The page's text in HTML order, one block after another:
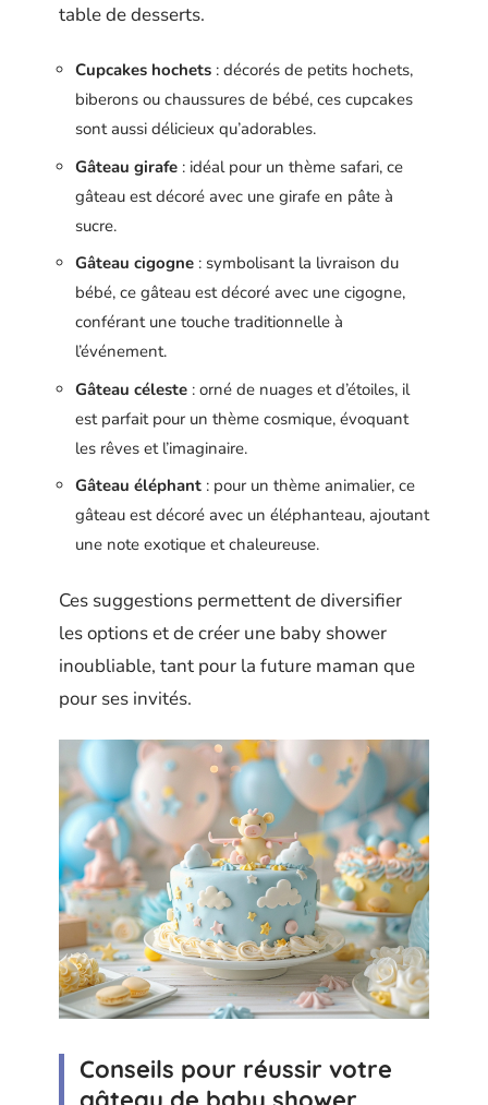
table de desserts.
Cupcakes hochets : décorés de petits hochets,
biberons ou chaussures de bébé, ces cupcakes
sont aussi délicieux qu’adorables.
Gâteau girafe : idéal pour un thème safari, ce
gâteau est décoré avec une girafe en pâte à
sucre.
Gâteau cigogne : symbolisant la livraison du
bébé, ce gâteau est décoré avec une cigogne,
conférant une touche traditionnelle à
l’événement.
Gâteau céleste : orné de nuages et d’étoiles, il
est parfait pour un thème cosmique, évoquant
les rêves et l’imaginaire.
Gâteau éléphant : pour un thème animalier, ce
gâteau est décoré avec un éléphanteau, ajoutant
une note exotique et chaleureuse.
Ces suggestions permettent de diversifier
les options et de créer une baby shower
inoubliable, tant pour la future maman que
pour ses invités.
Conseils pour réussir votre